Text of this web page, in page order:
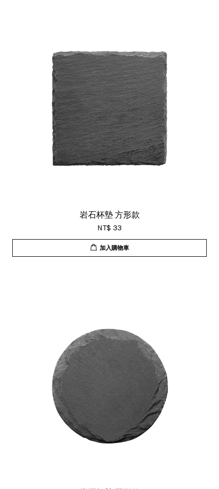
岩石杯墊 方形款
NT$ 33
加入購物車